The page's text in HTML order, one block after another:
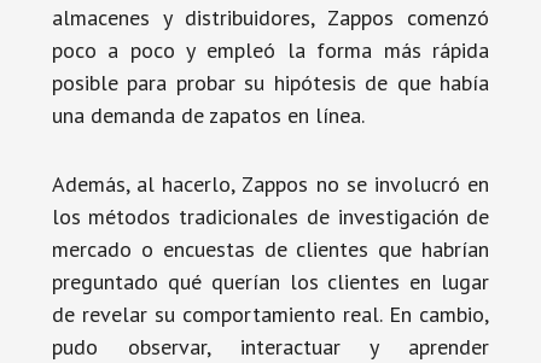
almacenes y distribuidores, Zappos comenzó
poco a poco y empleó la forma más rápida
posible para probar su hipótesis de que había
una demanda de zapatos en línea.
Además, al hacerlo, Zappos no se involucró en
los métodos tradicionales de investigación de
mercado o encuestas de clientes que habrían
preguntado qué querían los clientes en lugar
de revelar su comportamiento real. En cambio,
pudo observar, interactuar y aprender